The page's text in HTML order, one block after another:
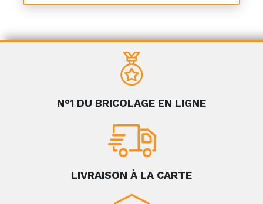
N°1 DU BRICOLAGE EN LIGNE
LIVRAISON À LA CARTE